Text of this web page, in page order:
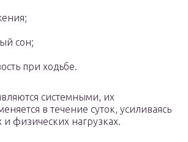
сон;
при ходьбе.
системными, их
в течение суток, усиливаясь
физических нагрузках.